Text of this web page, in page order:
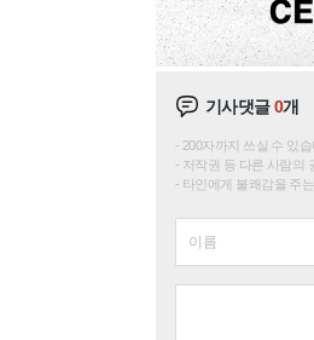
기사댓글0개
200자까지 쓰실 수 있
저작권 등 다른 사람의
타인에게 불쾌감을 주